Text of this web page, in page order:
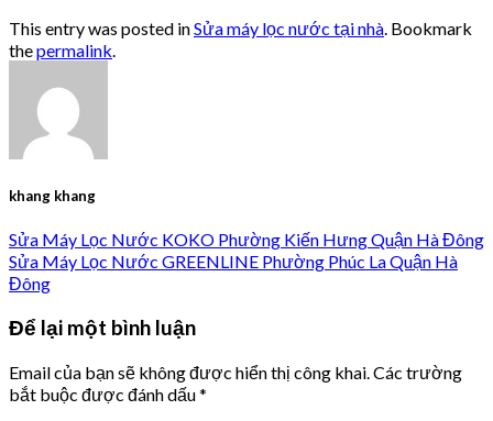
This entry was posted inSửa máy lọc nước tại nhà . Bookmark
thepermalink
khang khang
Sửa Máy Lọc Nước KOKO Phường Kiến Hưng Quận Hà Đông
Sửa Máy Lọc Nước GREENLINE Phường Phúc La Quận Hà
Đông
Để lại một bình luận
Email của bạn sẽ không được hiển thị công khai. Các trường
bắt buộc được đánh dấu*